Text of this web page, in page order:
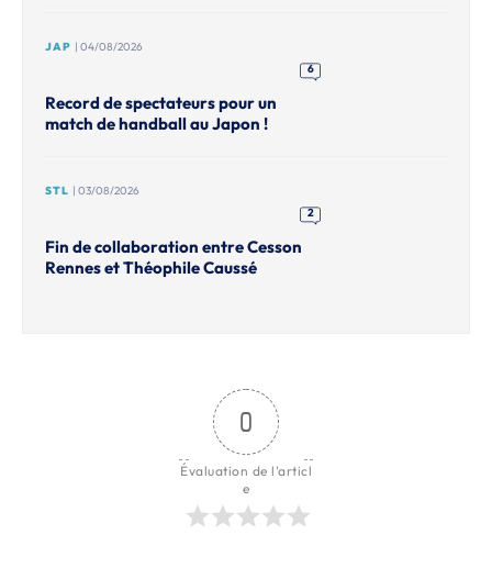
JAP | 04/08/2026
6
Record de spectateurs pour un
match de handball au Japon !
STL | 03/08/2026
2
Fin de collaboration entre Cesson
Rennes et Théophile Caussé
0
Évaluation de l'articl
e